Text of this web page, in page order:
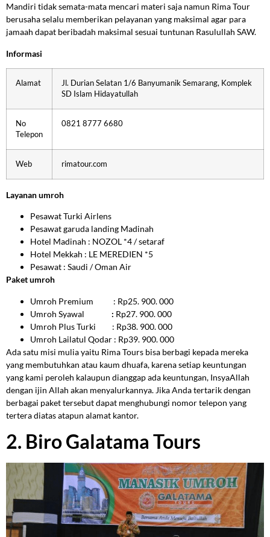
Mandiri tidak semata-mata mencari materi saja namun Rima Tour
berusaha selalu memberikan pelayanan yang maksimal agar para
jamaah dapat beribadah maksimal sesuai tuntunan Rasulullah SAW.
Informasi
Alamat
Jl. Durian Selatan 1/6 Banyumanik Semarang, Komplek
SD Islam Hidayatullah
No
Telepon
0821 8777 6680
Web rimatour.com
Layanan umroh
Pesawat Turki Airlens
Pesawat garuda landing Madinah
Hotel Madinah : NOZOL *4 / setaraf
Hotel Mekkah : LE MEREDIEN *5
Pesawat : Saudi / Oman Air
Paket umroh
Umroh Premium
: Rp25. 900. 000
Umroh Syawal
: Rp27. 900. 000
Umroh Plus Turki
: Rp38. 900. 000
Umroh Lailatul Qodar : Rp39. 900. 000
Ada satu misi mulia yaitu Rima Tours bisa berbagi kepada mereka
yang membutuhkan atau kaum dhuafa, karena setiap keuntungan
yang kami peroleh kalaupun dianggap ada keuntungan, InsyaAllah
dengan ijin Allah akan menyalurkannya. Jika Anda tertarik dengan
berbagai paket tersebut dapat menghubungi nomor telepon yang
tertera diatas atapun alamat kantor.
2. Biro Galatama Tours